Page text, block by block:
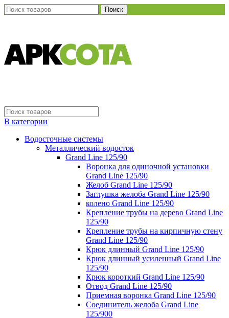
Поиск
В категории
Водосточные системы
Металлический водосток
Grand Line 125/90
Воронка для одиночной установки
Grand Line 125/90
Желоб Grand Line 125/90
Заглушка желоба Grand Line 125/90
колено Grand Line 125/90
Крепление трубы на дерево Grand Line
125/90
Крепление трубы на кирпичную стену
Grand Line 125/90
Крюк длинный Grand Line 125/90
Крюк длинный усиленный Grand Line
125/90
Крюк короткий Grand Line 125/90
Отвод Grand Line 125/90
Приемная воронка Grand Line 125/90
Соединитель желоба Grand Line
125/900